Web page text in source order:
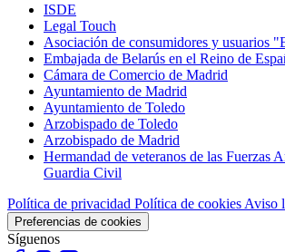
ISDE
Legal Touch
Asociación de consumidores y usuarios
Embajada de Belarús en el Reino de
Cámara de Comercio de Madrid
Ayuntamiento de Madrid
Ayuntamiento de Toledo
Arzobispado de Toledo
Arzobispado de Madrid
Hermandad de veteranos de las Fuerzas
Guardia Civil
Política de privacidad Política de cookies Aviso
Preferencias de cookies
Síguenos